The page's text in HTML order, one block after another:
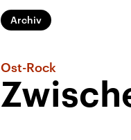
Archiv
Ost-Rock